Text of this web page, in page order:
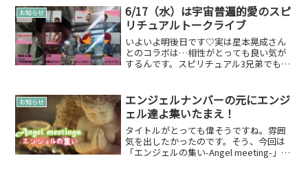
祭」と共通ですが…規模もプチな感じで
気軽にお越しやすい雰囲気...
お知らせ
6/17（水）は宇宙普遍的愛のスピ
リチュアルトークライブ
いよいよ明後日です♡実は星本晃成さん
とのコラボは…相性がとっても良い気が
するんです。スピリチュアル3兄弟でも居
ングチャネリングも冴えわたる二人。ぜ
ひ、こんな時期ですが見...
お知らせ
エンジェルナンバーの元にエンジ
ェル達よ集いたまえ！
タイトルがとっても偉そうですね。雰囲
気を出したかったのです。そう、今回は
「エンジェルの集い-Angel meeting-」の